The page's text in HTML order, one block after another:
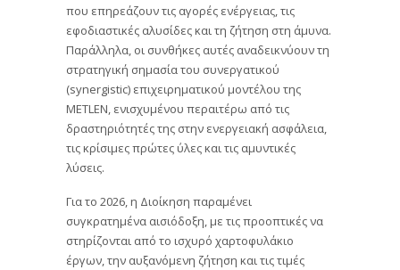
που επηρεάζουν τις αγορές ενέργειας, τις
εφοδιαστικές αλυσίδες και τη ζήτηση στη άμυνα.
Παράλληλα, οι συνθήκες αυτές αναδεικνύουν τη
στρατηγική σημασία του συνεργατικού
(synergistic) επιχειρηματικού μοντέλου της
METLEN, ενισχυμένου περαιτέρω από τις
δραστηριότητές της στην ενεργειακή ασφάλεια,
τις κρίσιμες πρώτες ύλες και τις αμυντικές
λύσεις.
Για το 2026, η Διοίκηση παραμένει
συγκρατημένα αισιόδοξη, με τις προοπτικές να
στηρίζονται από το ισχυρό χαρτοφυλάκιο
έργων, την αυξανόμενη ζήτηση και τις τιμές